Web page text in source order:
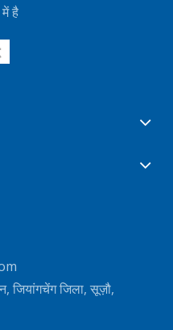
है
जियांगचेंग जिला, सूज़ौ,